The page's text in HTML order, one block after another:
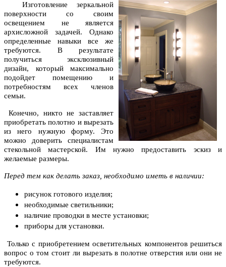
Изготовление зеркальной
поверхности со своим
освещением не является
архисложной задачей. Однако
определенные навыки все же
требуются. В результате
получиться эксклюзивный
дизайн, который максимально
подойдет помещению и
потребностям всех членов
семьи.
Конечно, никто не заставляет
приобретать полотно и вырезать
из него нужную форму. Это
можно доверить специалистам
стекольной мастерской. Им нужно предоставить эскиз и
желаемые размеры.
Перед тем как делать заказ, необходимо иметь в наличии:
рисунок готового изделия;
необходимые светильники;
наличие проводки в месте установки;
приборы для установки.
Только с приобретением осветительных компонентов решиться
вопрос о том стоит ли вырезать в полотне отверстия или они не
требуются.